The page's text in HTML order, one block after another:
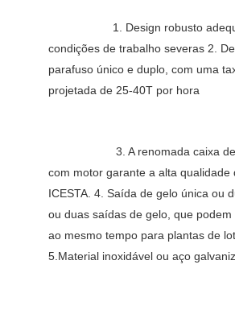
1. Design robusto
condições de trabalho severas 2.
parafuso único e duplo, com uma
projetada de 25-40T por hora
3. A renomada caixa
com motor garante a alta qualidade
ICESTA. 4. Saída de gelo única ou
ou duas saídas de gelo, que
ao mesmo tempo para plantas de
5.Material inoxidável ou aço